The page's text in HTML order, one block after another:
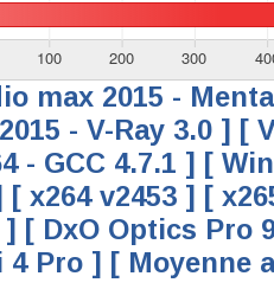
max 2015 -
- V-Ray 3.0 ]
[
- GCC 4.7.1 ]
[
[ x264 v2453 ]
[
[ DxO Optics Pro
4 Pro ]
[ Moyenne